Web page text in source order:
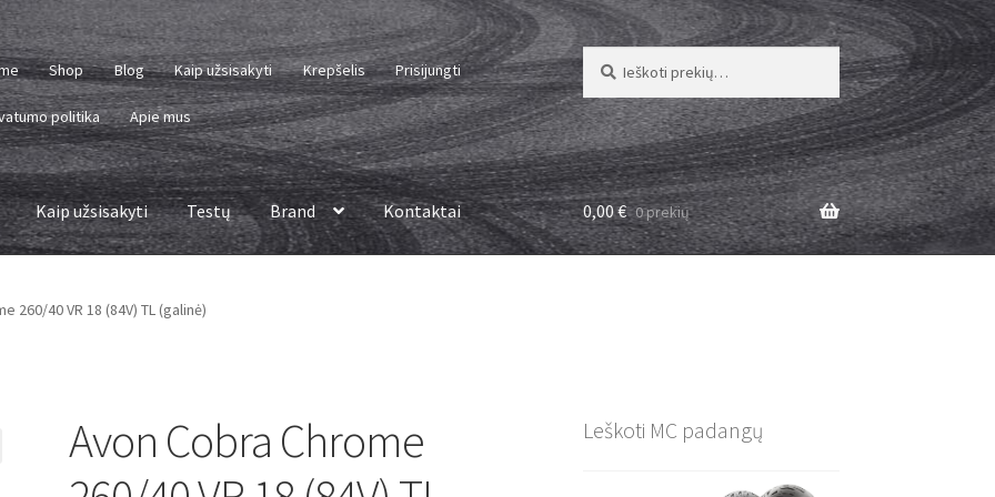
Shop Blog Kaip užsisakyti Krepšelis Prisijungti
politika Apie mus
Ieškoti:
Ieškoti
Kaip užsisakyti Testų Brand Kontaktai 0,00€ 0 prekių
260/40 VR 18 (84V) TL (galinė)
Avon Cobra Chrome
Leškoti MC padangų